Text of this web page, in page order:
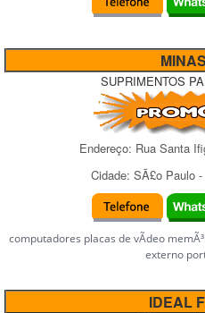
SUPRIMENTOS
Endereço: Rua Santa
Cidade: SÃ£o Paulo-
computadores placas de vÃ­deo
externo
IDEAL